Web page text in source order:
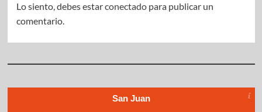
Lo siento, debes estarconectadopara publicar un
comentario.
San Juan